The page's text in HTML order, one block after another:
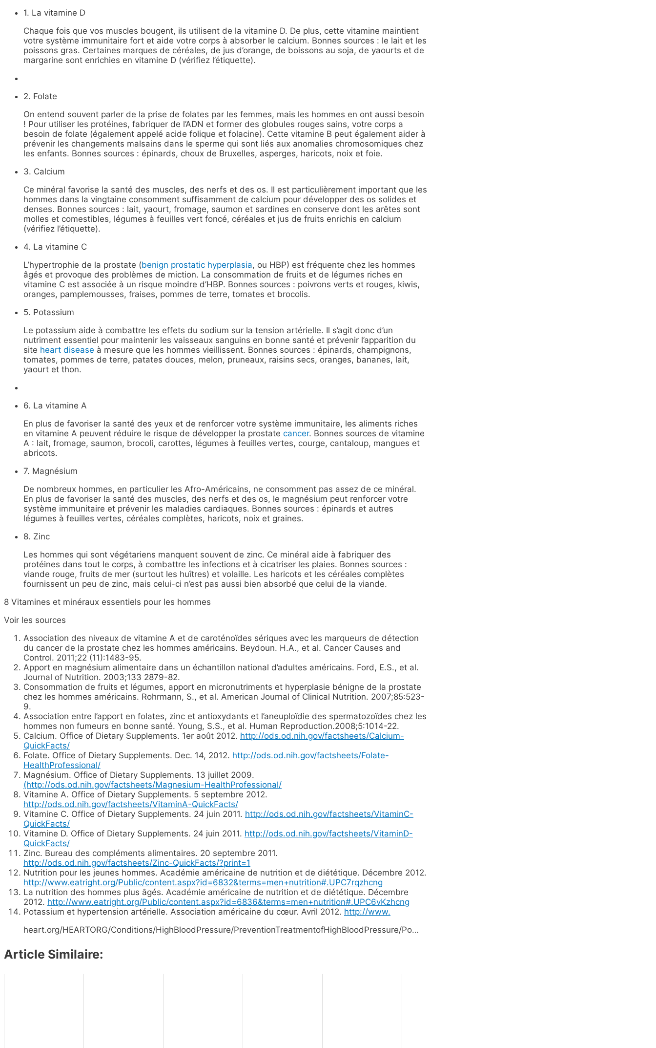
1. La vitamine D
Chaque fois que vos muscles bougent, ils utilisent de la vitamine D. De plus, cette vitamine maintient
votre système immunitaire fort et aide votre corps à absorber le calcium. Bonnes sources : le lait et les
poissons gras. Certaines marques de céréales, de jus d’orange, de boissons au soja, de yaourts et de
margarine sont enrichies en vitamine D (vérifiez l’étiquette).
2. Folate
On entend souvent parler de la prise de folates par les femmes, mais les hommes en ont aussi besoin
! Pour utiliser les protéines, fabriquer de l’ADN et former des globules rouges sains, votre corps a
besoin de folate (également appelé acide folique et folacine). Cette vitamine B peut également aider à
prévenir les changements malsains dans le sperme qui sont liés aux anomalies chromosomiques chez
les enfants. Bonnes sources : épinards, choux de Bruxelles, asperges, haricots, noix et foie.
3. Calcium
Ce minéral favorise la santé des muscles, des nerfs et des os. Il est particulièrement important que les
hommes dans la vingtaine consomment suffisamment de calcium pour développer des os solides et
denses. Bonnes sources : lait, yaourt, fromage, saumon et sardines en conserve dont les arêtes sont
molles et comestibles, légumes à feuilles vert foncé, céréales et jus de fruits enrichis en calcium
(vérifiez l’étiquette).
4. La vitamine C
L’hypertrophie de la prostate (benign prostatic hyperplasia, ou HBP) est fréquente chez les hommes
âgés et provoque des problèmes de miction. La consommation de fruits et de légumes riches en
vitamine C est associée à un risque moindre d’HBP. Bonnes sources : poivrons verts et rouges, kiwis,
oranges, pamplemousses, fraises, pommes de terre, tomates et brocolis.
5. Potassium
Le potassium aide à combattre les effets du sodium sur la tension artérielle. Il s’agit donc d’un
nutriment essentiel pour maintenir les vaisseaux sanguins en bonne santé et prévenir l’apparition du
site heart disease à mesure que les hommes vieillissent. Bonnes sources : épinards, champignons,
tomates, pommes de terre, patates douces, melon, pruneaux, raisins secs, oranges, bananes, lait,
yaourt et thon.
6. La vitamine A
En plus de favoriser la santé des yeux et de renforcer votre système immunitaire, les aliments riches
en vitamine A peuvent réduire le risque de développer la prostate cancer. Bonnes sources de vitamine
A : lait, fromage, saumon, brocoli, carottes, légumes à feuilles vertes, courge, cantaloup, mangues et
abricots.
7. Magnésium
De nombreux hommes, en particulier les Afro-Américains, ne consomment pas assez de ce minéral.
En plus de favoriser la santé des muscles, des nerfs et des os, le magnésium peut renforcer votre
système immunitaire et prévenir les maladies cardiaques. Bonnes sources : épinards et autres
légumes à feuilles vertes, céréales complètes, haricots, noix et graines.
8. Zinc
Les hommes qui sont végétariens manquent souvent de zinc. Ce minéral aide à fabriquer des
protéines dans tout le corps, à combattre les infections et à cicatriser les plaies. Bonnes sources :
viande rouge, fruits de mer (surtout les huîtres) et volaille. Les haricots et les céréales complètes
fournissent un peu de zinc, mais celui-ci n’est pas aussi bien absorbé que celui de la viande.
8 Vitamines et minéraux essentiels pour les hommes
Voir les sources
Association des niveaux de vitamine A et de caroténoïdes sériques avec les marqueurs de détection
du cancer de la prostate chez les hommes américains. Beydoun. H.A., et al. Cancer Causes and
Control. 2011;22 (11):1483-95.
Apport en magnésium alimentaire dans un échantillon national d’adultes américains. Ford, E.S., et al.
Journal of Nutrition. 2003;133 2879-82.
Consommation de fruits et légumes, apport en micronutriments et hyperplasie bénigne de la prostate
chez les hommes américains. Rohrmann, S., et al. American Journal of Clinical Nutrition. 2007;85:523-
9.
Association entre l’apport en folates, zinc et antioxydants et l’aneuploïdie des spermatozoïdes chez les
hommes non fumeurs en bonne santé. Young, S.S., et al. Human Reproduction.2008;5:1014-22.
Calcium. Office of Dietary Supplements. 1er août 2012. http://ods.od.nih.gov/factsheets/Calcium-
QuickFacts/
Folate. Office of Dietary Supplements. Dec. 14, 2012. http://ods.od.nih.gov/factsheets/Folate-
HealthProfessional/
Magnésium. Office of Dietary Supplements. 13 juillet 2009.
(http://ods.od.nih.gov/factsheets/Magnesium-HealthProfessional/
Vitamine A. Office of Dietary Supplements. 5 septembre 2012.
http://ods.od.nih.gov/factsheets/VitaminA-QuickFacts/
Vitamine C. Office of Dietary Supplements. 24 juin 2011. http://ods.od.nih.gov/factsheets/VitaminC-
QuickFacts/
Vitamine D. Office of Dietary Supplements. 24 juin 2011. http://ods.od.nih.gov/factsheets/VitaminD-
QuickFacts/
Zinc. Bureau des compléments alimentaires. 20 septembre 2011.
http://ods.od.nih.gov/factsheets/Zinc-QuickFacts/?print=1
Nutrition pour les jeunes hommes. Académie américaine de nutrition et de diététique. Décembre 2012.
http://www.eatright.org/Public/content.aspx?id=6832&terms=men+nutrition#.UPC7rqzhcng
La nutrition des hommes plus âgés. Académie américaine de nutrition et de diététique. Décembre
2012. http://www.eatright.org/Public/content.aspx?id=6836&terms=men+nutrition#.UPC6vKzhcng
Potassium et hypertension artérielle. Association américaine du cœur. Avril 2012. http://www.
heart.org/HEARTORG/Conditions/HighBloodPressure/PreventionTreatmentofHighBloodPressure/Po…
Article Similaire: